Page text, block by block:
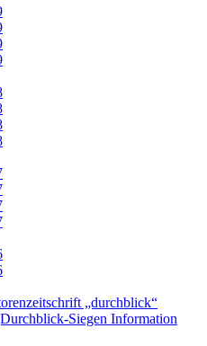
„durchblick“
Siegen Information